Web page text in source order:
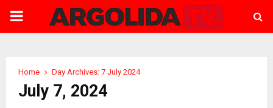
PRIMARY
Home Day Archives: 7 July 2024
July 7, 2024